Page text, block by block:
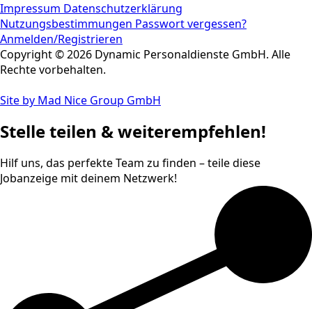
Impressum Datenschutzerklärung
Nutzungsbestimmungen Passwort vergessen?
Anmelden/Registrieren
Copyright © 2026 Dynamic Personaldienste GmbH. Alle
Rechte vorbehalten.
Site by Mad Nice Group GmbH
Stelle teilen & weiterempfehlen!
Hilf uns, das perfekte Team zu finden – teile diese
Jobanzeige mit deinem Netzwerk!